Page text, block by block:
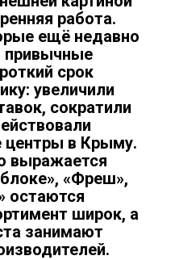
работа.
ещё недавно
привычные
срок
увеличили
сократили
центры в Крыму.
выражается
«Фреш»,
остаются
широк, а
занимают